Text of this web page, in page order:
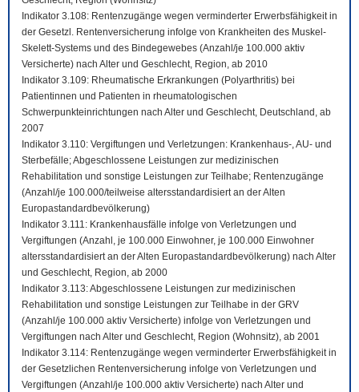
Indikator 3.108: Rentenzugänge wegen verminderter Erwerbsfähigkeit in
der Gesetzl. Rentenversicherung infolge von Krankheiten des Muskel-
Skelett-Systems und des Bindegewebes (Anzahl/je 100.000 aktiv
Versicherte) nach Alter und Geschlecht, Region, ab 2010
Indikator 3.109: Rheumatische Erkrankungen (Polyarthritis) bei
Patientinnen und Patienten in rheumatologischen
Schwerpunkteinrichtungen nach Alter und Geschlecht, Deutschland, ab
2007
Indikator 3.110: Vergiftungen und Verletzungen: Krankenhaus-, AU- und
Sterbefälle; Abgeschlossene Leistungen zur medizinischen
Rehabilitation und sonstige Leistungen zur Teilhabe; Rentenzugänge
(Anzahl/je 100.000/teilweise altersstandardisiert an der Alten
Europastandardbevölkerung)
Indikator 3.111: Krankenhausfälle infolge von Verletzungen und
Vergiftungen (Anzahl, je 100.000 Einwohner, je 100.000 Einwohner
altersstandardisiert an der Alten Europastandardbevölkerung) nach Alter
und Geschlecht, Region, ab 2000
Indikator 3.113: Abgeschlossene Leistungen zur medizinischen
Rehabilitation und sonstige Leistungen zur Teilhabe in der GRV
(Anzahl/je 100.000 aktiv Versicherte) infolge von Verletzungen und
Vergiftungen nach Alter und Geschlecht, Region (Wohnsitz), ab 2001
Indikator 3.114: Rentenzugänge wegen verminderter Erwerbsfähigkeit in
der Gesetzlichen Rentenversicherung infolge von Verletzungen und
Vergiftungen (Anzahl/je 100.000 aktiv Versicherte) nach Alter und